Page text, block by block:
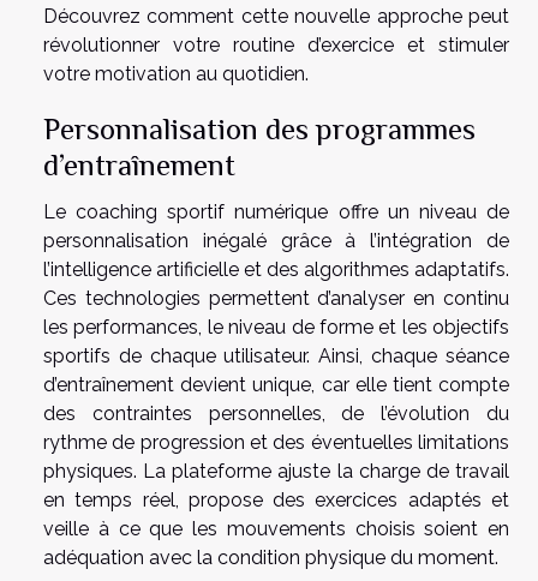
Découvrez comment cette nouvelle approche peut
révolutionner votre routine d’exercice et stimuler
votre motivation au quotidien.
Personnalisation des programmes
d’entraînement
Le coaching sportif numérique offre un niveau de
personnalisation inégalé grâce à l’intégration de
l’intelligence artificielle et des algorithmes adaptatifs.
Ces technologies permettent d’analyser en continu
les performances, le niveau de forme et les objectifs
sportifs de chaque utilisateur. Ainsi, chaque séance
d’entraînement devient unique, car elle tient compte
des contraintes personnelles, de l’évolution du
rythme de progression et des éventuelles limitations
physiques. La plateforme ajuste la charge de travail
en temps réel, propose des exercices adaptés et
veille à ce que les mouvements choisis soient en
adéquation avec la condition physique du moment.